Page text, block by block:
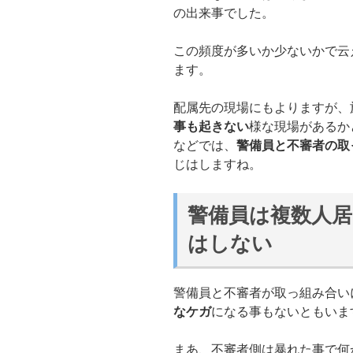
の出来事でした。
この頻度が多いか少ないかで
ます。
配属先の現場にもよりますが
事も起きない様な現場がある
などでは、 警備員と不審者の
じはしますね。
警備員は複数人
はしない
警備員と不審者が取っ組み合
なケガになる事もないともいま
まあ、不審者側は暴れた事で